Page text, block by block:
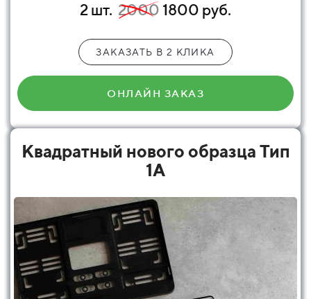
2 шт. 20001800 руб.
ЗАКАЗАТЬ В 2 КЛИКА
ОНЛАЙН ЗАКАЗ
Квадратный нового образца Тип
1А